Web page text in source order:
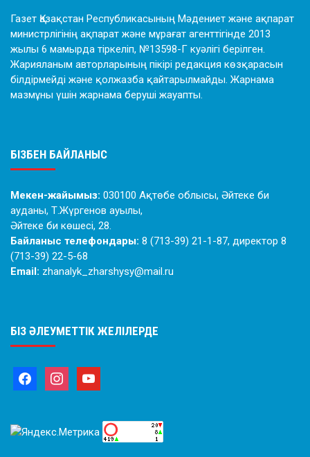
Газет Қазақстан Республикасының Мәдениет және ақпарат
министрлігінің ақпарат және мұрағат агенттігінде 2013
жылы 6 мамырда тіркеліп, №13598-Г куәлігі берілген.
Жарияланым авторларының пікірі редакция көзқарасын
білдірмейді және қолжазба қайтарылмайды. Жарнама
мазмұны үшін жарнама беруші жауапты.
БІЗБЕН БАЙЛАНЫС
Мекен-жайымыз: 030100 Ақтөбе облысы, Әйтеке би
ауданы, Т.Жүргенов ауылы,
Әйтеке би көшесі, 28.
Байланыс телефондары: 8 (713-39) 21-1-87, директор 8
(713-39) 22-5-68
Email: zhanalyk_zharshysy@mail.ru
БІЗ ӘЛЕУМЕТТІК ЖЕЛІЛЕРДЕ